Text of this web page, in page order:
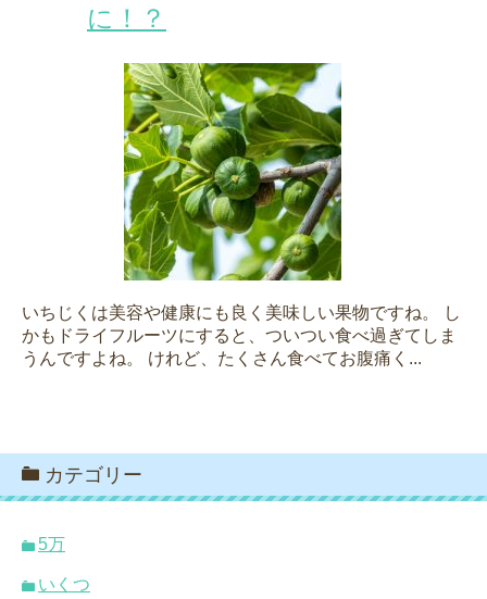
に！？
いちじくは美容や健康にも良く美味しい果物ですね。 し
かもドライフルーツにすると、ついつい食べ過ぎてしま
うんですよね。 けれど、たくさん食べてお腹痛く...
カテゴリー
5万
いくつ